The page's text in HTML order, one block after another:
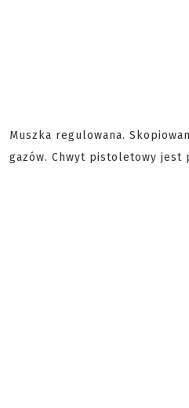
Muszka regulowana.
gazów. Chwyt pistoletowy jest